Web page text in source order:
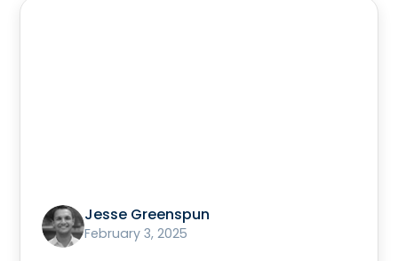
Jesse Greenspun
February 3, 2025